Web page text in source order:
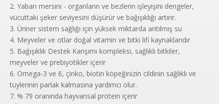
2. Yaban mersini - organların ve bezlerin işleyişini dengeler,
vücuttaki şeker seviyesini düşürür ve bağışıklığı artırır.
3. Üriner sistem sağlığı için yüksek miktarda arıtılmış su
4. Meyveler ve otlar doğal vitamin ve bitki lifi kaynaklarıdır
5. Bağışıklık Destek Karışımı kompleksi, sağlıklı bitkiler,
meyveler ve prebiyotikler içerir
6. Omega-3 ve 6, çinko, biotin köpeğinizin cildinin sağlıklı ve
tüylerinin parlak kalmasına yardımcı olur.
7. % 79 oranında hayvansal protein içerir